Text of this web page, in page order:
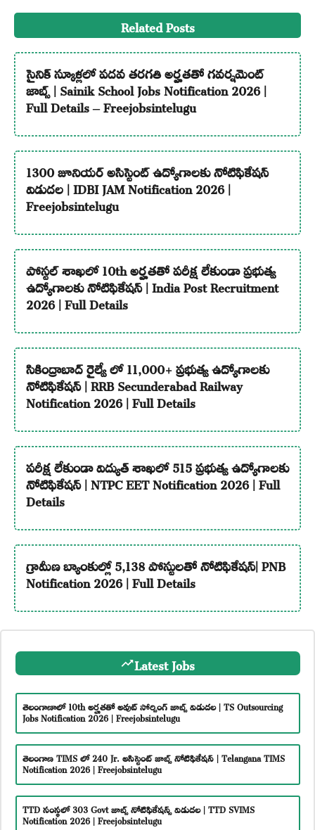
Related Posts
సైనిక్ స్కూళ్లలో పదవ తరగతి అర్హతతో గవర్నమెంట్
జాబ్స్ | Sainik School Jobs Notification 2026 |
Full Details – Freejobsintelugu
1300 జూనియర్ అసిస్టెంట్ ఉద్యోగాలకు నోటిఫికేషన్
విడుదల | IDBI JAM Notification 2026 |
Freejobsintelugu
పోస్టల్ శాఖలో 10th అర్హతతో పరీక్ష లేకుండా ప్రభుత్వ
ఉద్యోగాలకు నోటిఫికేషన్ | India Post Recruitment
2026 | Full Details
సికింద్రాబాద్ రైల్వే లో 11,000+ ప్రభుత్వ ఉద్యోగాలకు
నోటిఫికేషన్ | RRB Secunderabad Railway
Notification 2026 | Full Details
పరీక్ష లేకుండా విద్యుత్ శాఖలో 515 ప్రభుత్వ ఉద్యోగాలకు
నోటిఫికేషన్ | NTPC EET Notification 2026 | Full
Details
గ్రామీణ బ్యాంకుల్లో 5,138 పోస్టులతో నోటిఫికేషన్| PNB
Notification 2026 | Full Details
Latest Jobs
తెలంగాణాలో 10th అర్హతతో అవుట్ సోర్సింగ్ జాబ్స్ విడుదల | TS Outsourcing
Jobs Notification 2026 | Freejobsintelugu
తెలంగాణ TIMS లో 240 Jr. అసిస్టెంట్ జాబ్స్ నోటిఫికేషన్ | Telangana TIMS
Notification 2026 | Freejobsintelugu
TTD సంస్థలో 303 Govt జాబ్స్ నోటిఫికేషన్స్ విడుదల | TTD SVIMS
Notification 2026 | Freejobsintelugu